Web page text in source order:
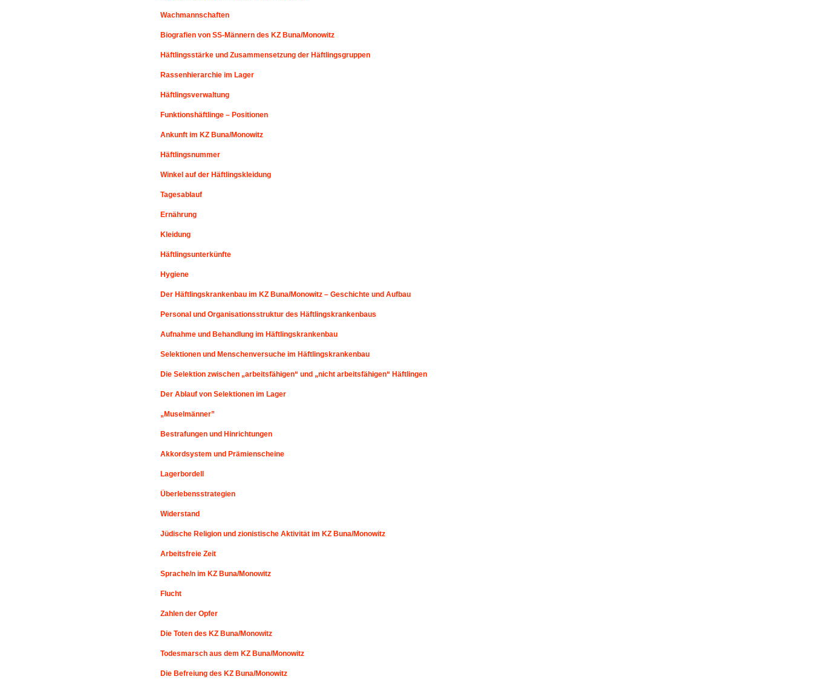
Wachmannschaften
Biografien von SS-Männern des KZ Buna/Monowitz
Häftlingsstärke und Zusammensetzung der Häftlingsgruppen
Rassenhierarchie im Lager
Häftlingsverwaltung
Funktionshäftlinge – Positionen
Ankunft im KZ Buna/Monowitz
Häftlingsnummer
Winkel auf der Häftlingskleidung
Tagesablauf
Ernährung
Kleidung
Häftlingsunterkünfte
Hygiene
Der Häftlingskrankenbau im KZ Buna/Monowitz – Geschichte und Aufbau
Personal und Organisationsstruktur des Häftlingskrankenbaus
Aufnahme und Behandlung im Häftlingskrankenbau
Selektionen und Menschenversuche im Häftlingskrankenbau
Die Selektion zwischen „arbeitsfähigen“ und „nicht arbeitsfähigen“ Häftlingen
Der Ablauf von Selektionen im Lager
„Muselmänner”
Bestrafungen und Hinrichtungen
Akkordsystem und Prämienscheine
Lagerbordell
Überlebensstrategien
Widerstand
Jüdische Religion und zionistische Aktivität im KZ Buna/Monowitz
Arbeitsfreie Zeit
Sprache/n im KZ Buna/Monowitz
Flucht
Zahlen der Opfer
Die Toten des KZ Buna/Monowitz
Todesmarsch aus dem KZ Buna/Monowitz
Die Befreiung des KZ Buna/Monowitz